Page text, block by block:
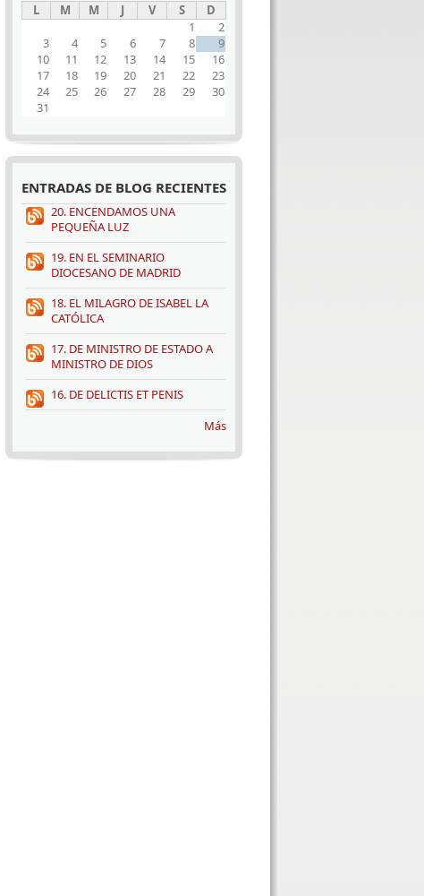
L M M J V S
D
1
2
3
4 5 6 7 8
9
10
11 12 13 14 15
16
17
18 19 20 21 22
23
24
25 26 27 28 29
30
31
ENTRADAS DE BLOG RECIENTES
20. ENCENDAMOS UNA
PEQUEÑA LUZ
19. EN EL SEMINARIO
DIOCESANO DE MADRID
18. EL MILAGRO DE ISABEL LA
CATÓLICA
17. DE MINISTRO DE ESTADO A
MINISTRO DE DIOS
16. DE DELICTIS ET PENIS
Más